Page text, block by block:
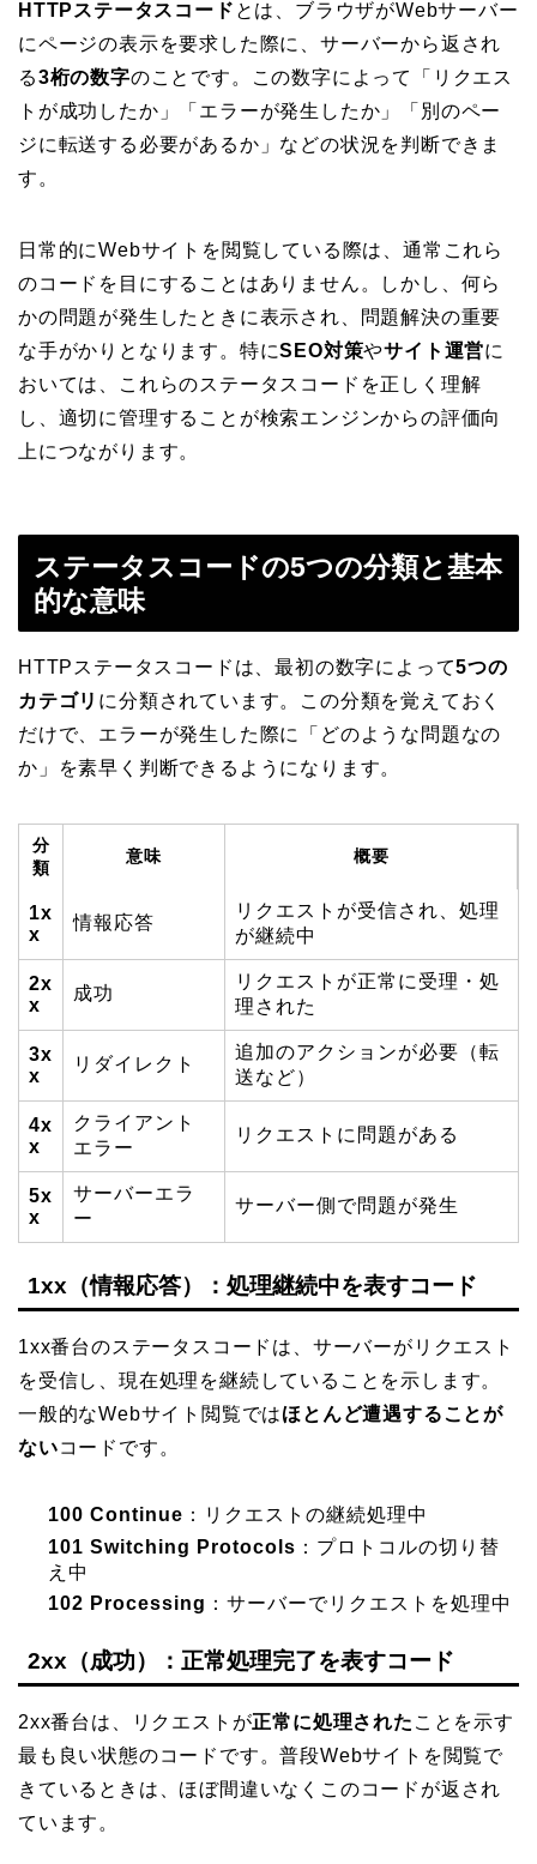
HTTPステータスコード とは、ブラウザがWebサーバー
にページの表示を要求した際に、サーバーから返され
る3桁の数字のことです。この数字によって「リクエス
トが成功したか」「エラーが発生したか」「別のペー
ジに転送する必要があるか」などの状況を判断できま
す。
日常的にWebサイトを閲覧している際は、通常これら
のコードを目にすることはありません。しかし、何ら
かの問題が発生したときに表示され、問題解決の重要
な手がかりとなります。特にSEO対策やサイト運営に
おいては、これらのステータスコードを正しく理解
し、適切に管理することが検索エンジンからの評価向
上につながります。
ステータスコードの5つの分類と基本
的な意味
HTTPステータスコードは、最初の数字によって5つの
カテゴリ に分類されています。この分類を覚えておく
だけで、エラーが発生した際に「どのような問題なの
か」を素早く判断できるようになります。
分
類
意味 概要
1x
x
情報応答
リクエストが受信され、処理
が継続中
2x
x
成功
リクエストが正常に受理・処
理された
3x
x
リダイレクト
追加のアクションが必要（転
送など）
4x
x
クライアント
エラー
リクエストに問題がある
5x
x
サーバーエラ
ー
サーバー側で問題が発生
1xx（情報応答）：処理継続中を表すコード
1xx番台のステータスコードは、サーバーがリクエスト
を受信し、現在処理を継続していることを示します。
一般的なWebサイト閲覧ではほとんど遭遇することが
ないコードです。
100 Continue ：リクエストの継続処理中
101 Switching Protocols ：プロトコルの切り替
え中
102 Processing ：サーバーでリクエストを処理中
2xx（成功）：正常処理完了を表すコード
2xx番台は、リクエストが正常に処理された ことを示す
最も良い状態のコードです。普段Webサイトを閲覧で
きているときは、ほぼ間違いなくこのコードが返され
ています。